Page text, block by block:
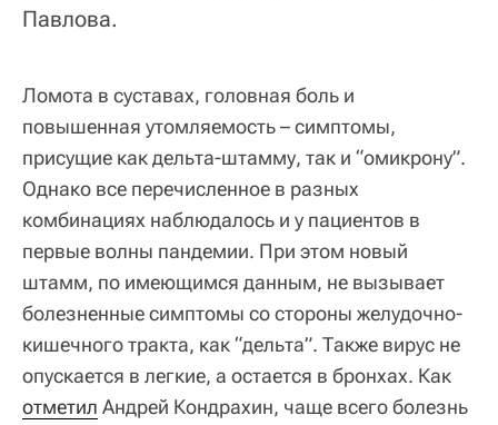
Павлова.
Ломота в суставах, головная боль и
повышенная утомляемость – симптомы,
присущие как дельта-штамму, так и “омикрону”.
Однако все перечисленное в разных
комбинациях наблюдалось и у пациентов в
первые волны пандемии. При этом новый
штамм, по имеющимся данным, не вызывает
болезненные симптомы со стороны желудочно-
кишечного тракта, как “дельта”. Также вирус не
опускается в легкие, а остается в бронхах. Как
отметил Андрей Кондрахин, чаще всего болезнь